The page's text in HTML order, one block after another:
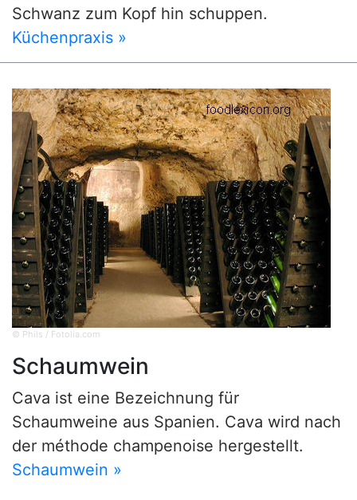
Schwanz zum Kopf hin schuppen.
Küchenpraxis »
© Phils / Fotolia.com
Schaumwein
Cava ist eine Bezeichnung für
Schaumweine aus Spanien. Cava wird nach
der méthode champenoise hergestellt.
Schaumwein »